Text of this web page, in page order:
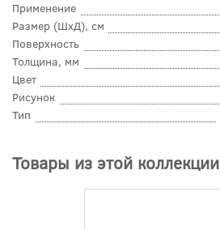
Применение
Размер (ШхД), см
Поверхность
Толщина, мм
Цвет
Рисунок
Тип
Товары из этой коллекции